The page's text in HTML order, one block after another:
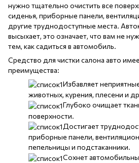
нужно тщательно очистить все
сиденья, приборные панели,
другие труднодоступные места.
высыхает, это означает, что вам не
тем, как садиться в автомобиль.
Средство для чистки салона авто
преимущества:
Избавляет
животных, курения, плесени и
Глубоко очищает
поверхности.
Достигает
приборные панели,
пепельницы и подстаканники.
Сохнет